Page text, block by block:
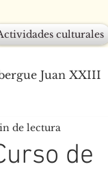
culturales
Juan XXIII
Tau
de
de lectura